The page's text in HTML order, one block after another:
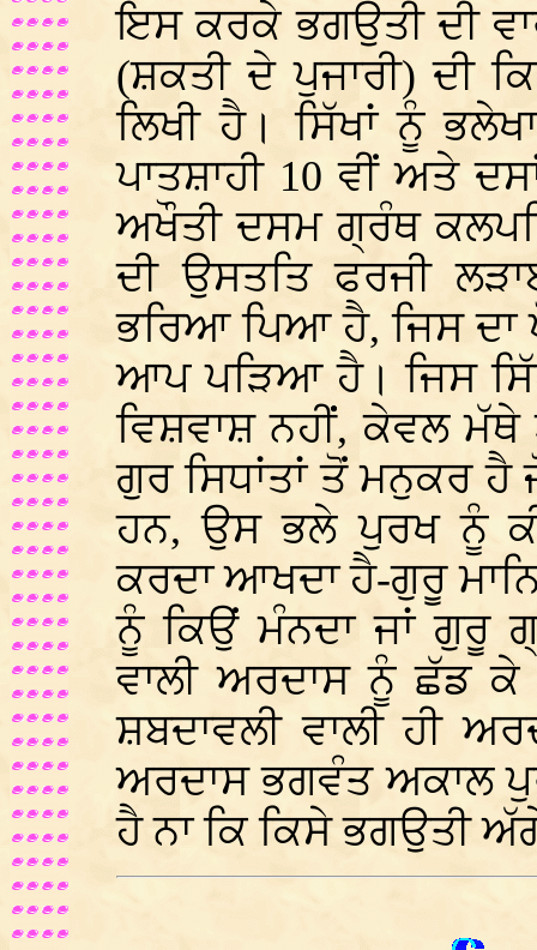
ਇਸ ਕਰਕੇ ਭਗਉਤੀ ਦੀ
(ਸ਼ਕਤੀ ਦੇ ਪੁਜਾਰੀ) ਦੀ
ਲਿਖੀ ਹੈ। ਸਿੱਖਾਂ ਨੂੰ
ਪਾਤਸ਼ਾਹੀ 10 ਵੀਂ ਅਤੇ
ਅਖੌਤੀ ਦਸਮ ਗ੍ਰੰਥ
ਦੀ ਉਸਤਤਿ ਫਰਜੀ
ਭਰਿਆ ਪਿਆ ਹੈ, ਜਿਸ ਦਾ
ਆਪ ਪੜਿਆ ਹੈ। ਜਿਸ
ਵਿਸ਼ਵਾਸ਼ ਨਹੀਂਂ, ਕੇਵਲ ਮੱਥੇ
ਗੁਰ ਸਿਧਾਂਤਾਂ ਤੋਂ ਮਨੁਕਰ ਹੈ
ਹਨ, ਉਸ ਭਲੇ ਪੁਰਖ ਨੂੰ
ਕਰਦਾ ਆਖਦਾ ਹੈ-ਗੁਰੂ
ਨੂੰ ਕਿਉਂ ਮੰਨਦਾ ਜਾਂ ਗੁਰੂ
ਵਾਲੀ ਅਰਦਾਸ ਨੂੰ ਛੱਡ
ਸ਼ਬਦਾਵਲੀ ਵਾਲੀ ਹੀ
ਅਰਦਾਸ ਭਗਵੰਤ ਅਕਾਲ
ਹੈ ਨਾ ਕਿ ਕਿਸੇ ਭਗਉਤੀ